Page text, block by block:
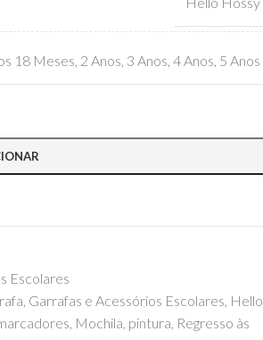
18 Meses 2 Anos 3 Anos 4 Anos 5 Anos
Escolares
, Garrafas e Acessórios Escolares, Hello
, Mochila, pintura, Regresso às